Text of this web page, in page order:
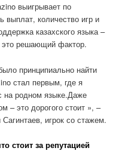
выигрывает по
выплат, количество игр и
казахского языка –
это решающий фактор.
принципиально найти
стал первым, где я
на родном языке.Даже
– это дорогого стоит », –
игрок со стажем.
стоит за репутацией